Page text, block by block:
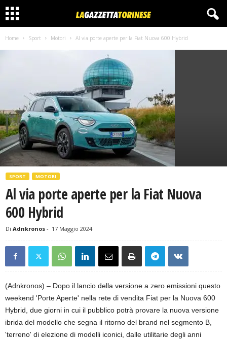
Home Sport Motori Al via porte aperte per la Fiat Nuova 600 Hybrid
SPORT MOTORI
Al via porte aperte per la Fiat Nuova
600 Hybrid
Di Adnkronos - 17 Maggio 2024
(Adnkronos) – Dopo il lancio della versione a zero emissioni questo
weekend 'Porte Aperte' nella rete di vendita Fiat per la Nuova 600
Hybrid, due giorni in cui il pubblico potrà provare la nuova versione
ibrida del modello che segna il ritorno del brand nel segmento B,
'terreno' di elezione di modelli iconici, dalle utilitarie degli anni